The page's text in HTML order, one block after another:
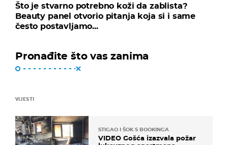
Što je stvarno potrebno koži da zablista?
Beauty panel otvorio pitanja koja si i same
često postavljamo...
Pronađite što vas zanima
VIJESTI
STIGAO I ŠOK S BOOKINGA
VIDEO Gošća izazvala požar